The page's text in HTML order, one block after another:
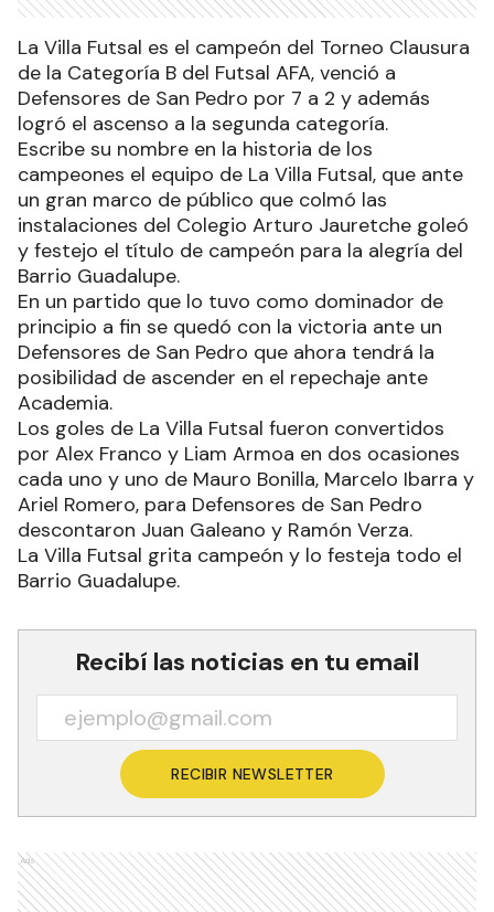
La Villa Futsal es el campeón del Torneo Clausura
de la Categoría B del Futsal AFA, venció a
Defensores de San Pedro por 7 a 2 y además
logró el ascenso a la segunda categoría.
Escribe su nombre en la historia de los
campeones el equipo de La Villa Futsal, que ante
un gran marco de público que colmó las
instalaciones del Colegio Arturo Jauretche goleó
y festejo el título de campeón para la alegría del
Barrio Guadalupe.
En un partido que lo tuvo como dominador de
principio a fin se quedó con la victoria ante un
Defensores de San Pedro que ahora tendrá la
posibilidad de ascender en el repechaje ante
Academia.
Los goles de La Villa Futsal fueron convertidos
por Alex Franco y Liam Armoa en dos ocasiones
cada uno y uno de Mauro Bonilla, Marcelo Ibarra y
Ariel Romero, para Defensores de San Pedro
descontaron Juan Galeano y Ramón Verza.
La Villa Futsal grita campeón y lo festeja todo el
Barrio Guadalupe.
Recibí las noticias en tu email
RECIBIR NEWSLETTER
Ads